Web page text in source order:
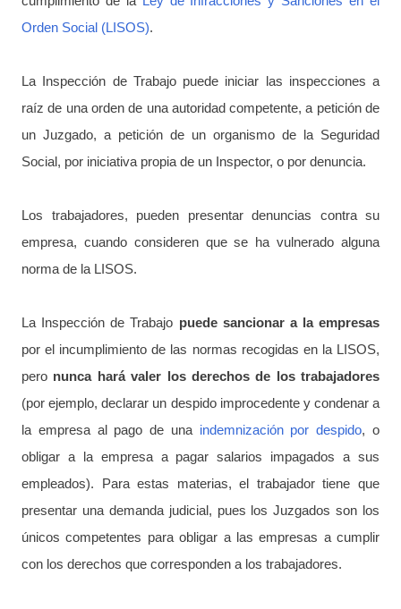
Orden Social (LISOS).
La Inspección de Trabajo puede iniciar las inspecciones a
raíz de una orden de una autoridad competente, a petición de
un Juzgado, a petición de un organismo de la Seguridad
Social, por iniciativa propia de un Inspector, o por denuncia.
Los trabajadores, pueden presentar denuncias contra su
empresa, cuando consideren que se ha vulnerado alguna
norma de la LISOS.
La Inspección de Trabajo puede sancionar a la empresas
por el incumplimiento de las normas recogidas en la LISOS,
pero nunca hará valer los derechos de los trabajadores
(por ejemplo, declarar un despido improcedente y condenar a
la empresa al pago de una indemnización por despido, o
obligar a la empresa a pagar salarios impagados a sus
empleados). Para estas materias, el trabajador tiene que
presentar una demanda judicial, pues los Juzgados son los
únicos competentes para obligar a las empresas a cumplir
con los derechos que corresponden a los trabajadores.